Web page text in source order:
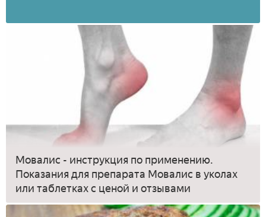
Мовалис - инструкция по применению.
Показания для препарата Мовалис в уколах
или таблетках с ценой и отзывами